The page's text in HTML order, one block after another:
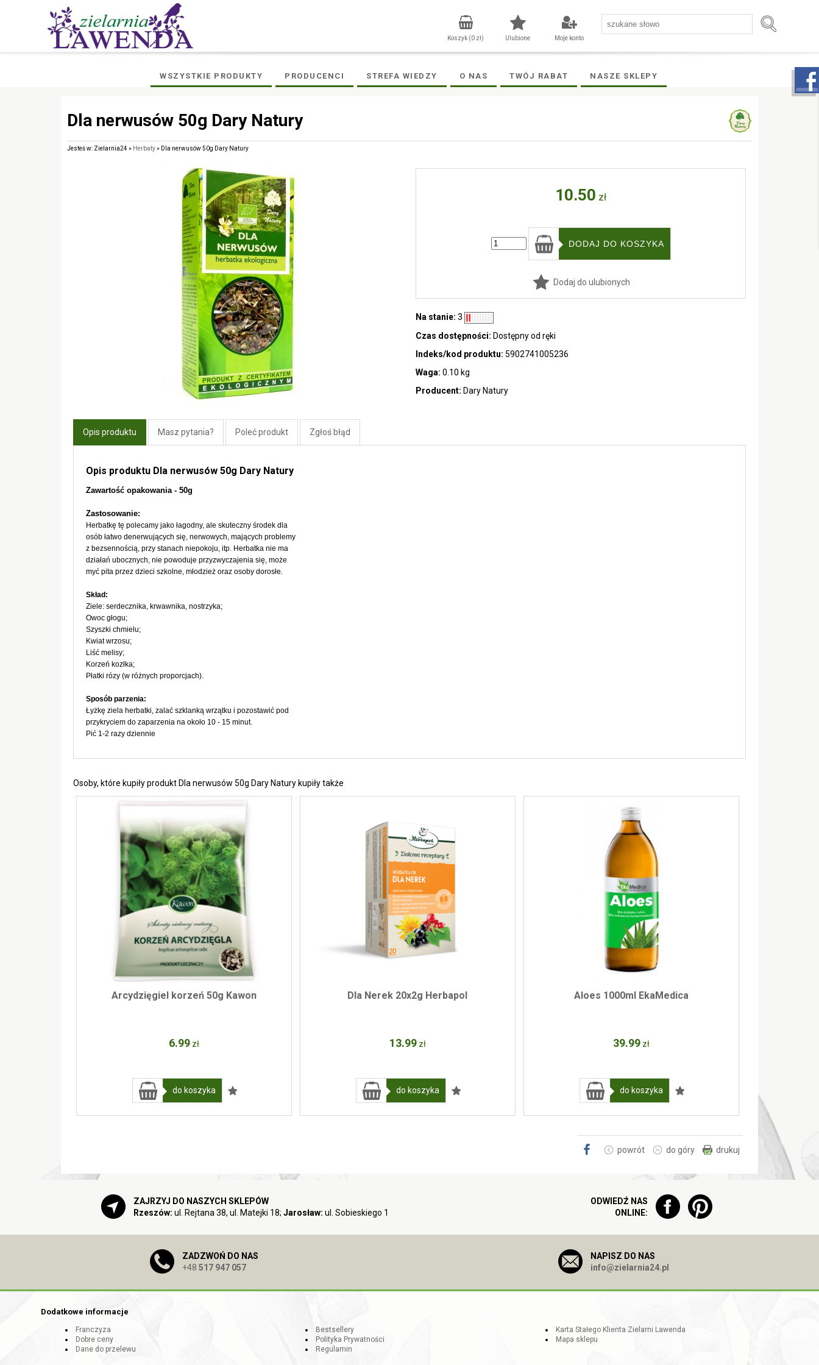
Moje konto
Ulubione
Koszyk (0 zł)
WSZYSTKIE PRODUKTY PRODUCENCI STREFA WIEDZY O NAS TWÓJ RABAT NASZE SKLEPY
Dla nerwusów 50g Dary Natury
Jesteś w: Zielarnia24 » Herbaty» Dla nerwusów 50g Dary Natury
10.50 zł
Dodaj do ulubionych
Na stanie: 3
Czas dostępności: Dostępny od ręki
Indeks/kod produktu: 5902741005236
Waga: 0.10 kg
Producent: Dary Natury
Opis produktu Masz pytania? Poleć produkt Zgłoś błąd
Opis produktu Dla nerwusów 50g Dary Natury
Zawartość opakowania - 50g
Zastosowanie:
Herbatkę tę polecamy jako łagodny, ale skuteczny środek dla
osób łatwo denerwujących się, nerwowych, mających problemy
z bezsennością, przy stanach niepokoju, itp. Herbatka nie ma
działań ubocznych, nie powoduje przyzwyczajenia się, może
myć pita przez dzieci szkolne, młodzież oraz osoby dorosłe.
Skład:
Ziele: serdecznika, krwawnika, nostrzyka;
Owoc głogu;
Szyszki chmielu;
Kwiat wrzosu;
Liść melisy;
Korzeń kozłka;
Płatki rózy (w różnych proporcjach).
Sposób parzenia:
Łyżkę ziela herbatki, zalać szklanką wrzątku i pozostawić pod
przykryciem do zaparzenia na około 10 - 15 minut.
Pić 1-2 razy dziennie
Osoby, które kupiły produkt Dla nerwusów 50g Dary Natury kupiły także
Arcydzięgiel korzeń 50g Kawon
6.99 zł
do koszyka
Dla Nerek 20x2g Herbapol
13.99 zł
do koszyka
Aloes 1000ml EkaMedica
39.99 zł
do koszyka
powrót do góry drukuj
ZAJRZYJ DO NASZYCH SKLEPÓW
Rzeszów: ul. Rejtana 38, ul. Matejki 18; Jarosław: ul. Sobieskiego 1
ODWIEDŹ NAS
ONLINE:
ZADZWOŃ DO NAS
+48 517 947 057
NAPISZ DO NAS
info@zielarnia24.pl
Dodatkowe informacje
Franczyza
Dobre ceny
Dane do przelewu
Bestsellery
Polityka Prywatności
Regulamin
Karta Stałego Klienta Zielarni Lawenda
Mapa sklepu